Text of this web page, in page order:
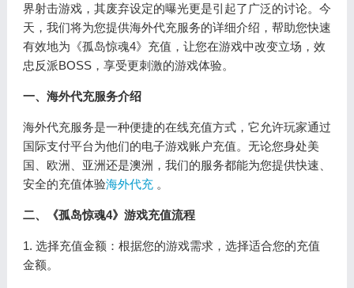
界射击游戏，其废弃设定的曝光更是引起了广泛的讨论。今
天，我们将为您提供海外代充服务的详细介绍，帮助您快速
有效地为《孤岛惊魂4》充值，让您在游戏中改变立场，效
忠反派BOSS，享受更刺激的游戏体验。
一、海外代充服务介绍
海外代充服务是一种便捷的在线充值方式，它允许玩家通过
国际支付平台为他们的电子游戏账户充值。无论您身处美
国、欧洲、亚洲还是澳洲，我们的服务都能为您提供快速、
安全的充值体验海外代充。
二、《孤岛惊魂4》游戏充值流程
1. 选择充值金额：根据您的游戏需求，选择适合您的充值
金额。